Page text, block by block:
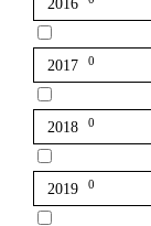
2016
2017 0
2018 0
2019 0